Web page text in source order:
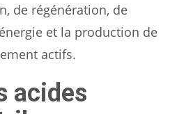
de régénération, de
et la production de
actifs.
acides